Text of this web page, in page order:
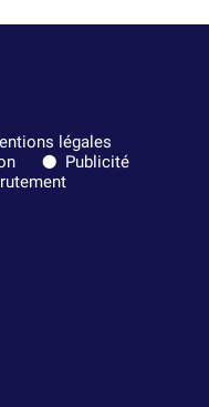
légales
Publicité